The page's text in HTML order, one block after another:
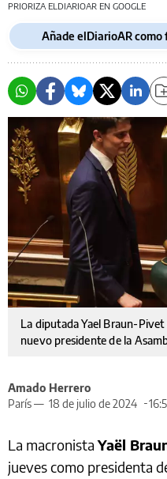
PRIORIZA ELDIARIOAR EN GOOGLE
Añade elDiarioAR
La diputada Yael Braun-
nuevo presidente de la
Amado Herrero
París — 18 de julio de 2024
La macronistaYaël
jueves como presidenta